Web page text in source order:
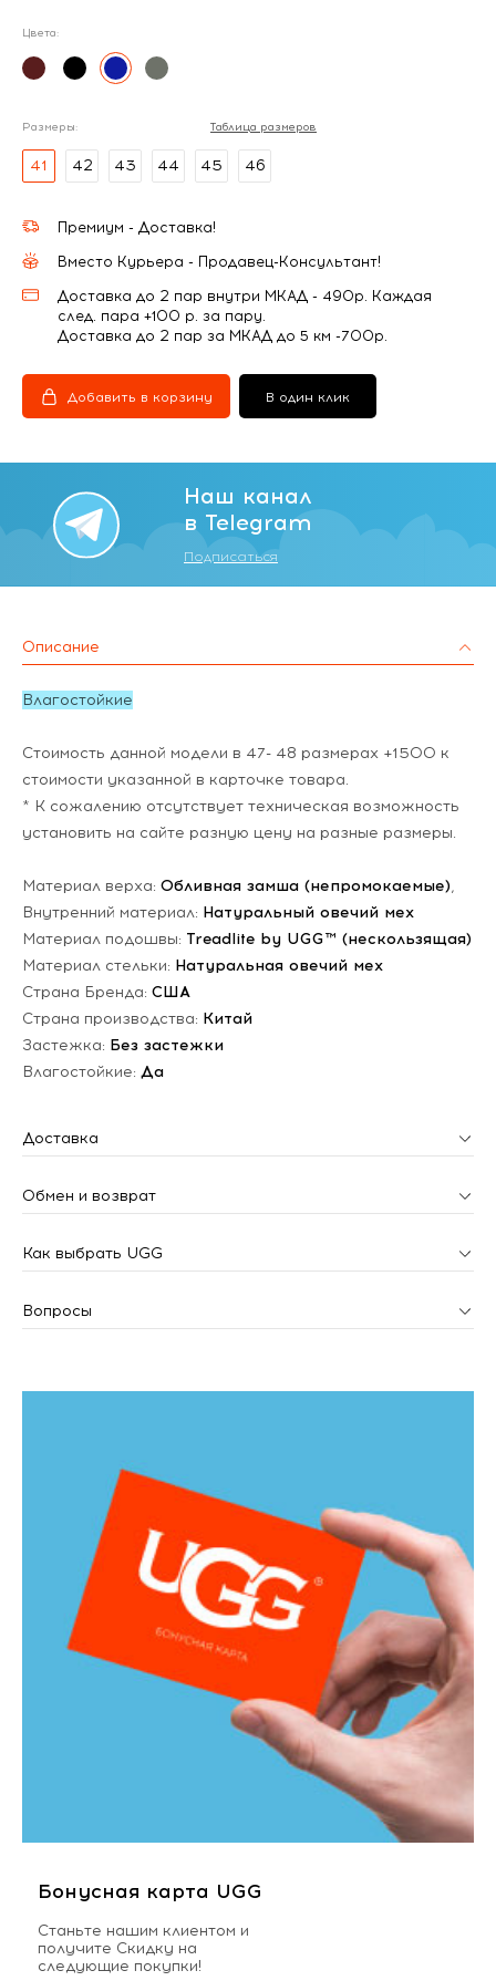
Цвета:
Размеры: Таблица размеров
41 42 43 44 45 46
Премиум - Доставка!
Вместо Курьера - Продавец-Консультант!
Доставка до 2 пар внутри МКАД - 490р. Каждая
след. пара +100 р. за пару.
Доставка до 2 пар за МКАД до 5 км -700р.
Добавить в корзину В один клик
Наш канал
в Telegram
Подписаться
Описание
Влагостойкие
Стоимость данной модели в 47- 48 размерах +1500 к
стоимости указанной в карточке товара.
* К сожалению отсутствует техническая возможность
установить на сайте разную цену на разные размеры.
Материал верха: Обливная замша (непромокаемые),
Внутренний материал: Натуральный овечий мех
Материал подошвы: Treadlite by UGG™ (нескользящая)
Материал стельки: Натуральная овечий мех
Страна Бренда: США
Страна производства: Китай
Застежка: Без застежки
Влагостойкие: Да
Доставка
Обмен и возврат
Как выбрать UGG
Вопросы
Бонусная карта UGG
Станьте нашим клиентом и
получите Скидку на
следующие покупки!